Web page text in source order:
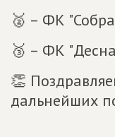
🥈 – ФК
🥉 – ФК
👏
дальнейших